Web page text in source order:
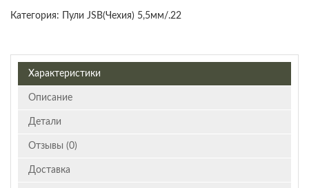
Категория: Пули JSB(Чехия) 5,5мм/.22
Характеристики
Описание
Детали
Отзывы (0)
Доставка